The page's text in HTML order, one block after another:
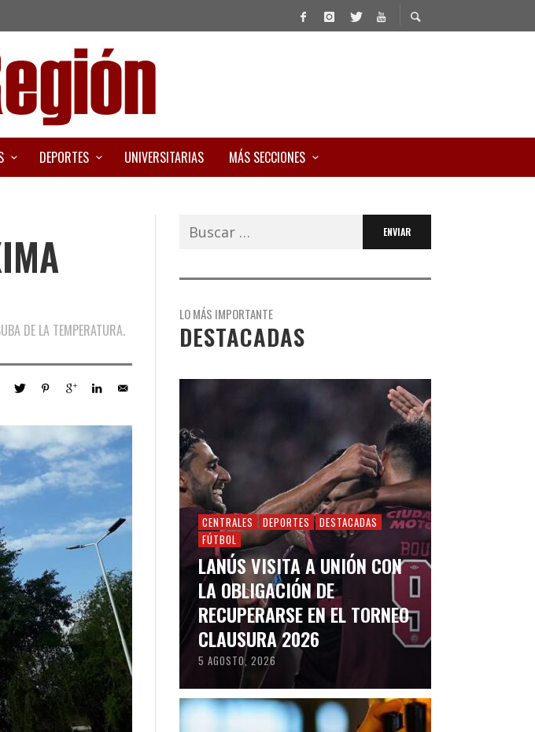
DEPORTES UNIVERSITARIAS MÁS SECCIONES
DE LA TEMPERATURA.
Buscar:
LO MÁS IMPORTANTE
DESTACADAS
CENTRALES DEPORTES
DESTACADAS
FÚTBOL
LANÚS VISITA A UNIÓN CON
LA OBLIGACIÓN DE
RECUPERARSE EN EL TORNEO
CLAUSURA 2026
5 AGOSTO, 2026